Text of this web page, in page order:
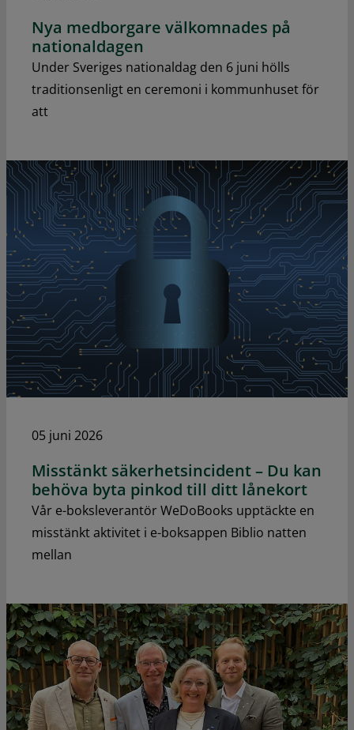
Nya medborgare välkomnades på
nationaldagen
Under Sveriges nationaldag den 6 juni hölls
traditionsenligt en ceremoni i kommunhuset för
att
05 juni 2026
Misstänkt säkerhetsincident – Du kan
behöva byta pinkod till ditt lånekort
Vår e-boksleverantör WeDoBooks upptäckte en
misstänkt aktivitet i e-boksappen Biblio natten
mellan